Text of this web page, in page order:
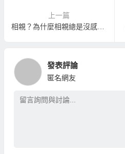
上一篇
相親？為什麼相親總是沒感覺？
發表評論
匿名網友